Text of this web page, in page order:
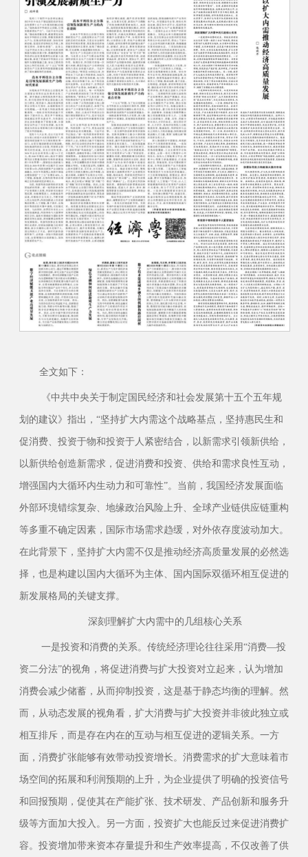
全文如下：
《中共中央关于制定国民经济和社会发展第十五个五年规
划的建议》指出， “坚持扩大内需这个战略基点，坚持惠民生和
促消费、投资于物和投资于人紧密结合，以新需求引领新供给，
以新供给创造新需求，促进消费和投资、供给和需求良性互动，
增强国内大循环内生动力和可靠性”。当前，我国经济发展面临
外部环境错综复杂、地缘政治风险上升、全球产业链供应链重构
等多重不确定因素，国际市场需求趋缓，对外依存度波动加大。
在此背景下，坚持扩大内需不仅是推动经济高质量发展的必然选
择，也是构建以国内大循环为主体、国内国际双循环相互促进的
新发展格局的关键支撑。
深刻理解扩大内需中的几组核心关系
一是投资和消费的关系。传统经济理论往往采用“消费—投
资二分法”的视角，将促进消费与扩大投资对立起来，认为增加
消费会减少储蓄，从而抑制投资，这是基于静态均衡的理解。然
而，从动态发展的视角看，扩大消费与扩大投资并非彼此独立或
相互排斥，而是存在内在的互动与相互促进的逻辑关系。一方
面，消费扩张能够有效带动投资增长。消费需求的扩大意味着市
场空间的拓展和利润预期的上升，为企业提供了明确的投资信号
和回报预期，促使其在产能扩张、技术研发、产品创新和服务升
级等方面加大投入。另一方面，投资扩大也能反过来促进消费扩
容。投资增加带来资本存量提升和生产效率提高，不仅改善了供